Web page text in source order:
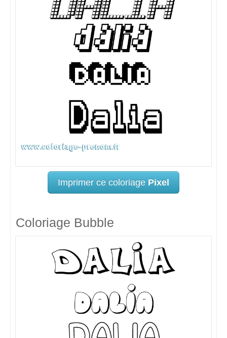
Imprimer ce coloriage Pixel
Coloriage Bubble